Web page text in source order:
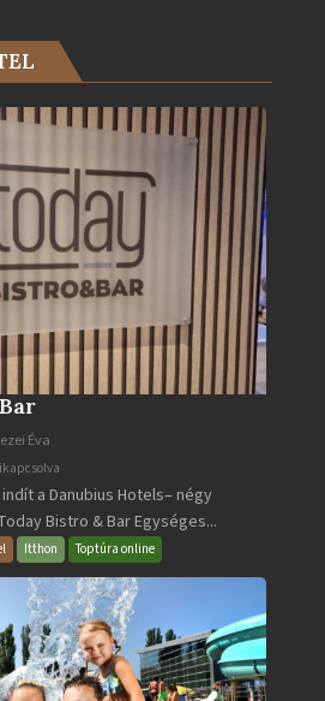
Éva
a Danubius Hotels– négy
Bistro & Bar Egységes...
Itthon Toptúra online